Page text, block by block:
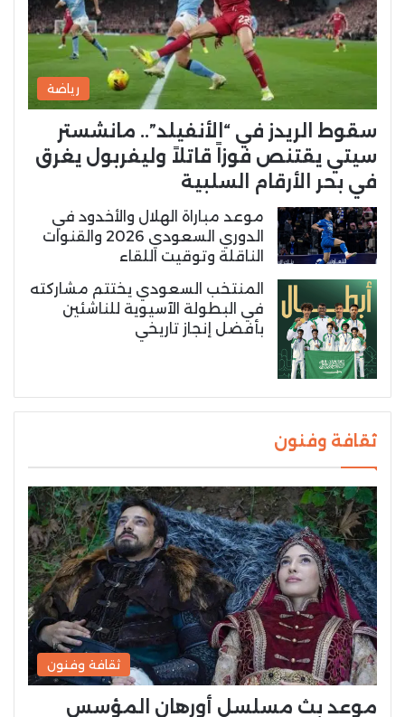
رياضة
سقوط الريدز في “الأنفيلد”.. مانشستر
سيتي يقتنص فوزاً قاتلاً وليفربول يغرق
في بحر الأرقام السلبية
موعد مباراة الهلال والأخدود في
الدوري السعودي 2026 والقنوات
الناقلة وتوقيت اللقاء
المنتخب السعودي يختتم مشاركته
في البطولة الآسيوية للناشئين
بأفضل إنجاز تاريخي
ثقافة وفنون
ثقافة وفنون
موعد بث مسلسل أورهان المؤسس